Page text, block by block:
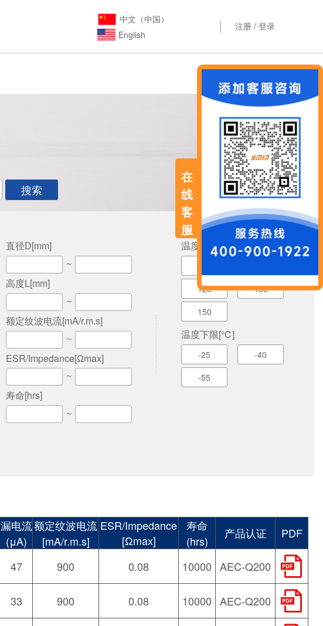
在
线
客
服
中文（中国）
English
注册 / 登录
搜索
直径D[mm]
～
高度L[mm]
～
额定纹波电流[mA/r.m.s]
～
ESR/Impedance[Ωmax]
～
寿命[hrs]
～
温度上限[℃]
125
135
150
温度下限[℃]
-25
-40
-55
漏电流
(μA)
额定纹波电流
[mA/r.m.s]
ESR/Impedance
[Ωmax]
寿命
(hrs)
产品认证 PDF
47 900 0.08 10000 AEC-Q200
33 900 0.08 10000 AEC-Q200